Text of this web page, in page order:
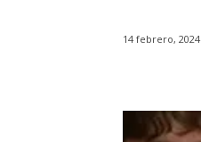
14 febrero, 2024